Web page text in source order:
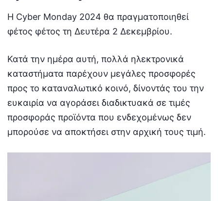
Η Cyber Monday 2024 θα πραγματοποιηθεί
φέτος φέτος τη Δευτέρα 2 Δεκεμβρίου.
Κατά την ημέρα αυτή, πολλά ηλεκτρονικά
καταστήματα παρέχουν μεγάλες προσφορές
προς το καταναλωτικό κοινό, δίνοντάς του την
ευκαιρία να αγοράσει διαδικτυακά σε τιμές
προσφοράς προϊόντα που ενδεχομένως δεν
μπορούσε να αποκτήσει στην αρχική τους τιμή.